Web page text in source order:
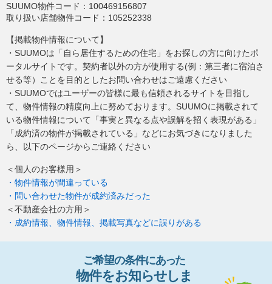
SUUMO物件コード： 100469156807
取り扱い店舗物件コード： 105252338
【掲載物件情報について】
・SUUMOは「自ら居住するための住宅」をお探しの方に向けたポ
ータルサイトです。契約者以外の方が使用する(例：第三者に宿泊さ
せる等）ことを目的としたお問い合わせはご遠慮ください
・SUUMOではユーザーの皆様に最も信頼されるサイトを目指し
て、物件情報の精度向上に努めております。SUUMOに掲載されて
いる物件情報について「事実と異なる点や誤解を招く表現がある」
「成約済の物件が掲載されている」などにお気づきになりました
ら、以下のページからご連絡ください
＜個人のお客様用＞
・物件情報が間違っている
・問い合わせた物件が成約済みだった
＜不動産会社の方用＞
・成約情報、物件情報、掲載写真などに誤りがある
ご希望の条件にあった
物件をお知らせし ま